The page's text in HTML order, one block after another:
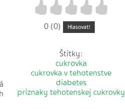
4
3
2
1
0 (0) Hlasovat!
Štítky:
cukrovka
cukrovka v tehotenstve
diabetes
príznaky tehotenskej cukrovky